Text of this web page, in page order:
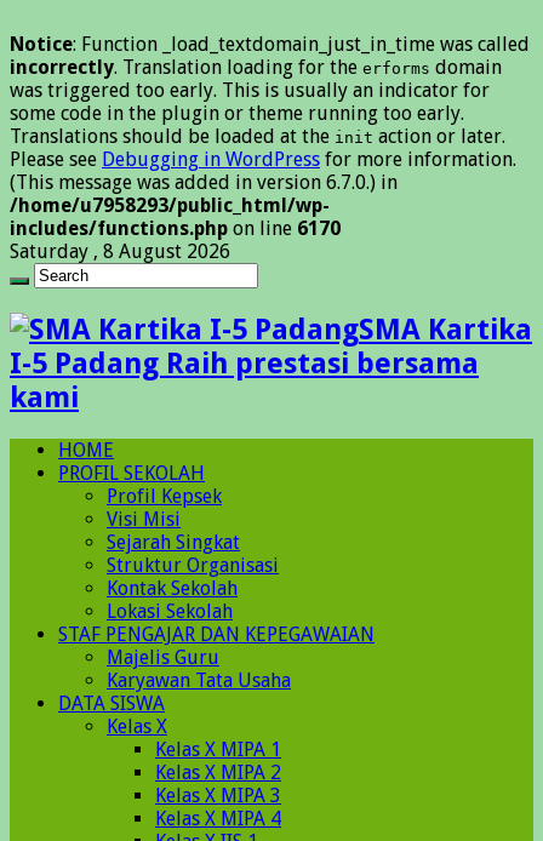
Notice: Function _load_textdomain_just_in_time was called
incorrectly. Translation loading for the erforms domain
was triggered too early. This is usually an indicator for
some code in the plugin or theme running too early.
Translations should be loaded at the init action or later.
Please see Debugging in WordPress for more information.
(This message was added in version 6.7.0.) in
/home/u7958293/public_html/wp-
includes/functions.php on line 6170
Saturday , 8 August 2026
SMA Kartika
I-5 Padang Raih prestasi bersama
kami
HOME
PROFIL SEKOLAH
Profil Kepsek
Visi Misi
Sejarah Singkat
Struktur Organisasi
Kontak Sekolah
Lokasi Sekolah
STAF PENGAJAR DAN KEPEGAWAIAN
Majelis Guru
Karyawan Tata Usaha
DATA SISWA
Kelas X
Kelas X MIPA 1
Kelas X MIPA 2
Kelas X MIPA 3
Kelas X MIPA 4